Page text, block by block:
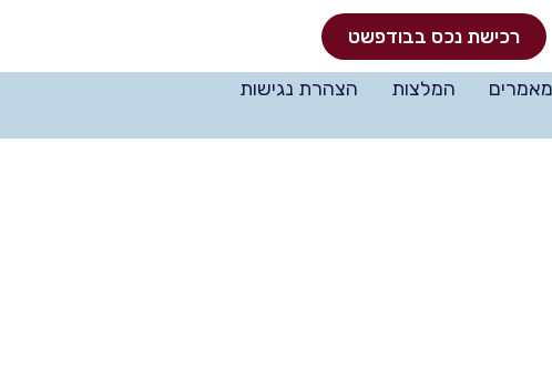
רכישת נכס בבודפשט
מאמרים המלצות
הצהרת נגישות